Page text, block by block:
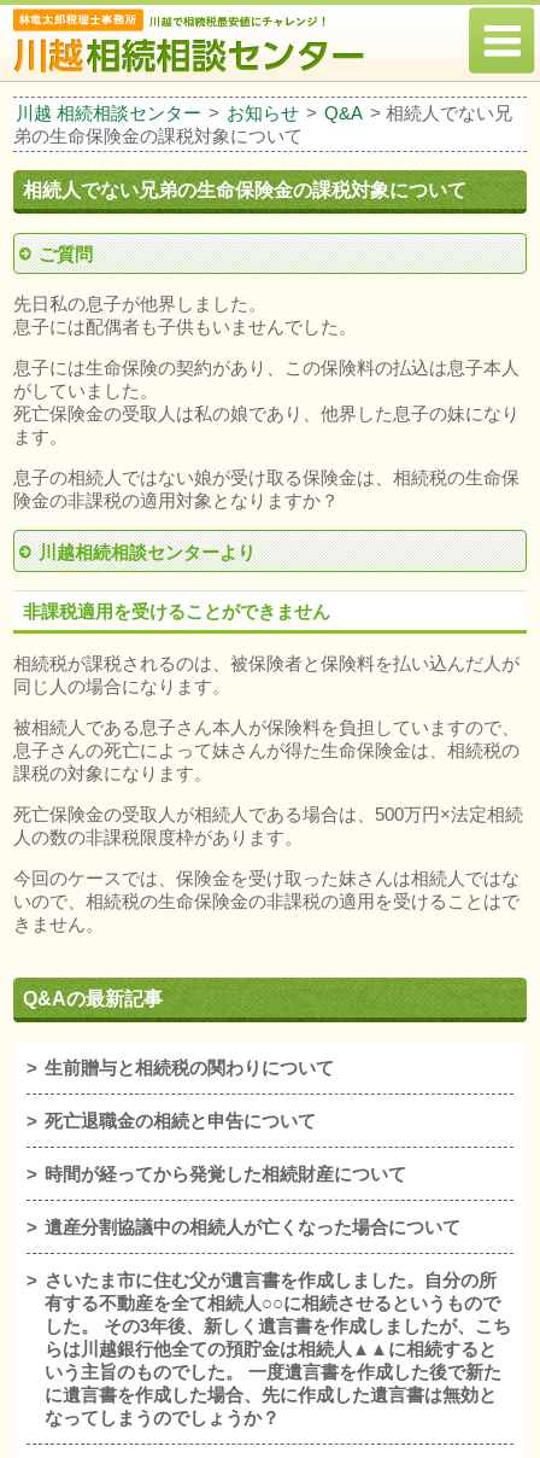
川越 相続相談センター > お知らせ > Q&A >相続人でない兄
弟の生命保険金の課税対象について
相続人でない兄弟の生命保険金の課税対象について
ご質問
先日私の息子が他界しました。
息子には配偶者も子供もいませんでした。
息子には生命保険の契約があり、この保険料の払込は息子本人
がしていました。
死亡保険金の受取人は私の娘であり、他界した息子の妹になり
ます。
息子の相続人ではない娘が受け取る保険金は、相続税の生命保
険金の非課税の適用対象となりますか？
川越相続相談センターより
非課税適用を受けることができません
相続税が課税されるのは、被保険者と保険料を払い込んだ人が
同じ人の場合になります。
被相続人である息子さん本人が保険料を負担していますので、
息子さんの死亡によって妹さんが得た生命保険金は、相続税の
課税の対象になります。
死亡保険金の受取人が相続人である場合は、500万円×法定相続
人の数の非課税限度枠があります。
今回のケースでは、保険金を受け取った妹さんは相続人ではな
いので、相続税の生命保険金の非課税の適用を受けることはで
きません。
Q&Aの最新記事
生前贈与と相続税の関わりについて
死亡退職金の相続と申告について
時間が経ってから発覚した相続財産について
遺産分割協議中の相続人が亡くなった場合について
さいたま市に住む父が遺言書を作成しました。自分の所
有する不動産を全て相続人○○に相続させるというもので
した。 その3年後、新しく遺言書を作成しましたが、こち
らは川越銀行他全ての預貯金は相続人▲▲に相続すると
いう主旨のものでした。 一度遺言書を作成した後で新た
に遺言書を作成した場合、先に作成した遺言書は無効と
なってしまうのでしょうか？